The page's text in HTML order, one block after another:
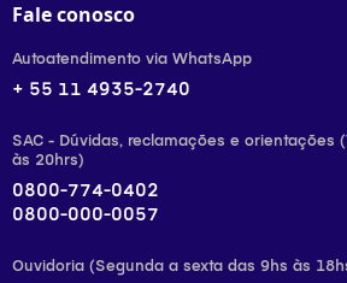
Fale conosco
Autoatendimento via WhatsApp
+ 55 11 4935-2740
SAC - Dúvidas, reclamações e orientações
às 20hrs)
0800-774-0402
0800-000-0057
Ouvidoria (Segunda a sexta das 9hs às